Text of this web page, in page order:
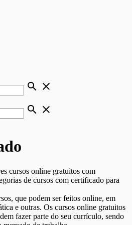
search close
search close
cursos online gratuitos com
de cursos com certificado para
que podem ser feitos online, em
e outras. Os cursos online gratuitos
fazer parte do seu currículo, sendo